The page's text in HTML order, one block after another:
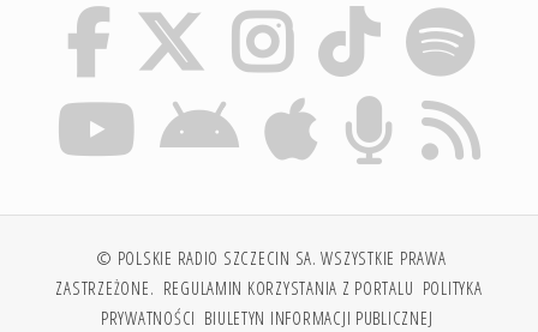
© POLSKIE RADIO SZCZECIN SA. WSZYSTKIE PRAWA
ZASTRZEŻONE. REGULAMIN KORZYSTANIA Z PORTALU POLITYKA
PRYWATNOŚCI BIULETYN INFORMACJI PUBLICZNEJ